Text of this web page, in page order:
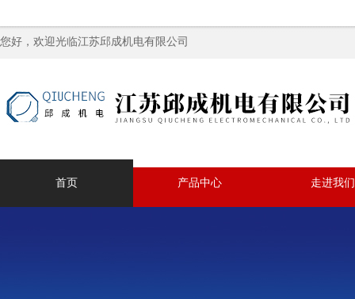
您好，欢迎光临江苏邱成机电有限公司
首页 产品中心 走进我们